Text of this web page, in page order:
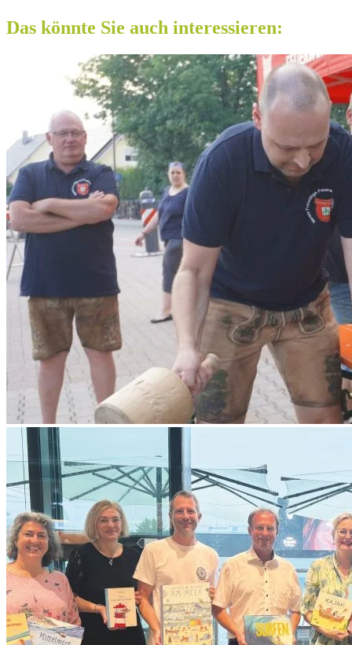
Das könnte Sie auch interessieren: